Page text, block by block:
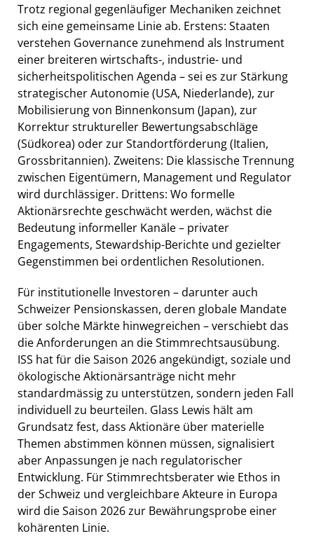
Trotz regional gegenläufiger Mechaniken zeichnet
sich eine gemeinsame Linie ab. Erstens: Staaten
verstehen Governance zunehmend als Instrument
einer breiteren wirtschafts-, industrie- und
sicherheitspolitischen Agenda – sei es zur Stärkung
strategischer Autonomie (USA, Niederlande), zur
Mobilisierung von Binnenkonsum (Japan), zur
Korrektur struktureller Bewertungsabschläge
(Südkorea) oder zur Standortförderung (Italien,
Grossbritannien). Zweitens: Die klassische Trennung
zwischen Eigentümern, Management und Regulator
wird durchlässiger. Drittens: Wo formelle
Aktionärsrechte geschwächt werden, wächst die
Bedeutung informeller Kanäle – privater
Engagements, Stewardship-Berichte und gezielter
Gegenstimmen bei ordentlichen Resolutionen.
Für institutionelle Investoren – darunter auch
Schweizer Pensionskassen, deren globale Mandate
über solche Märkte hinwegreichen – verschiebt das
die Anforderungen an die Stimmrechtsausübung.
ISS hat für die Saison 2026 angekündigt, soziale und
ökologische Aktionärsanträge nicht mehr
standardmässig zu unterstützen, sondern jeden Fall
individuell zu beurteilen. Glass Lewis hält am
Grundsatz fest, dass Aktionäre über materielle
Themen abstimmen können müssen, signalisiert
aber Anpassungen je nach regulatorischer
Entwicklung. Für Stimmrechtsberater wie Ethos in
der Schweiz und vergleichbare Akteure in Europa
wird die Saison 2026 zur Bewährungsprobe einer
kohärenten Linie.